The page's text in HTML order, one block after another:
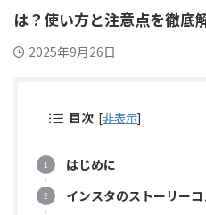
は？使い方と注意点を徹底
2025年9月26日
目次 [非表示]
はじめに
インスタのストーリー